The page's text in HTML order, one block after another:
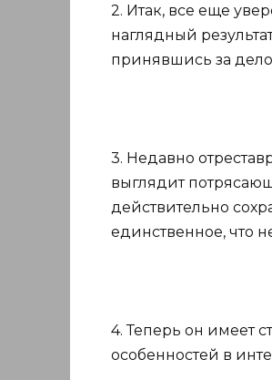
2. Итак, все еще
наглядный
принявшись за
3. Недавно
выглядит
действительно
единственное, что
4. Теперь он имеет
особенностей в